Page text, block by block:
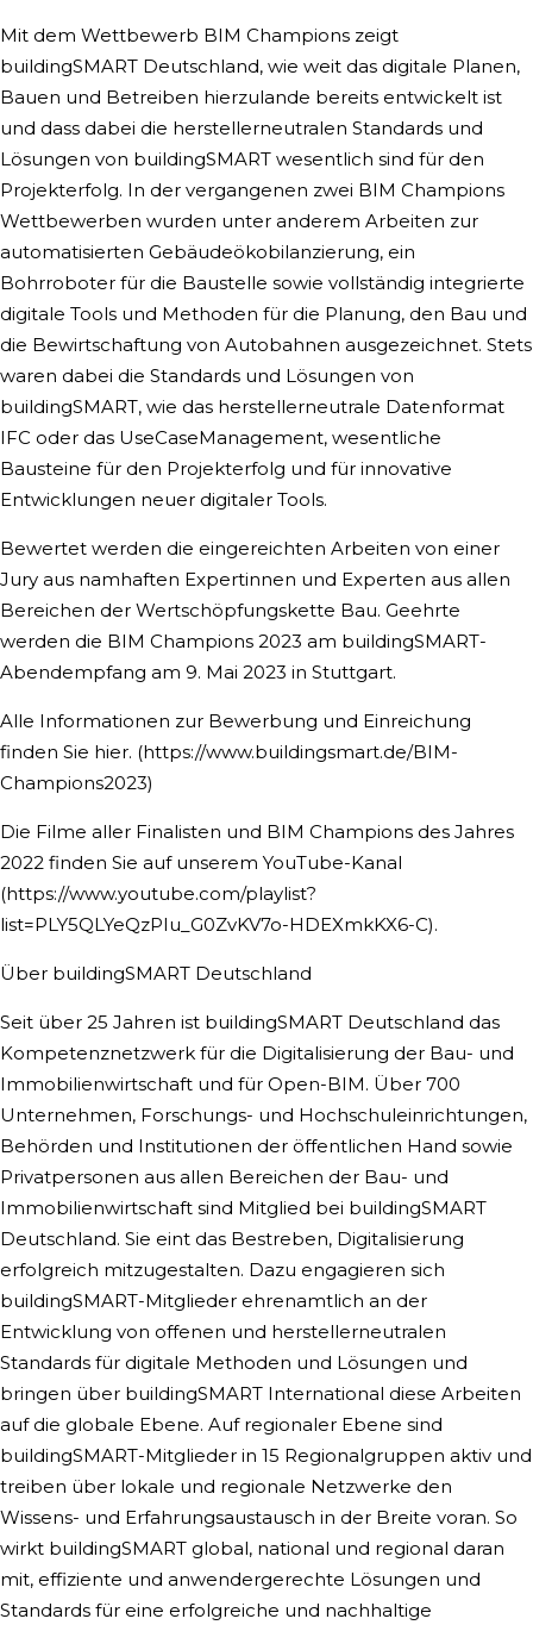
Mit dem Wettbewerb BIM Champions zeigt
buildingSMART Deutschland, wie weit das digitale Planen,
Bauen und Betreiben hierzulande bereits entwickelt ist
und dass dabei die herstellerneutralen Standards und
Lösungen von buildingSMART wesentlich sind für den
Projekterfolg. In der vergangenen zwei BIM Champions
Wettbewerben wurden unter anderem Arbeiten zur
automatisierten Gebäudeökobilanzierung, ein
Bohrroboter für die Baustelle sowie vollständig integrierte
digitale Tools und Methoden für die Planung, den Bau und
die Bewirtschaftung von Autobahnen ausgezeichnet. Stets
waren dabei die Standards und Lösungen von
buildingSMART, wie das herstellerneutrale Datenformat
IFC oder das UseCaseManagement, wesentliche
Bausteine für den Projekterfolg und für innovative
Entwicklungen neuer digitaler Tools.
Bewertet werden die eingereichten Arbeiten von einer
Jury aus namhaften Expertinnen und Experten aus allen
Bereichen der Wertschöpfungskette Bau. Geehrte
werden die BIM Champions 2023 am buildingSMART-
Abendempfang am 9. Mai 2023 in Stuttgart.
Alle Informationen zur Bewerbung und Einreichung
finden Sie hier. (https://www.buildingsmart.de/BIM-
Champions2023)
Die Filme aller Finalisten und BIM Champions des Jahres
2022 finden Sie auf unserem YouTube-Kanal
(https://www.youtube.com/playlist?
list=PLY5QLYeQzPIu_G0ZvKV7o-HDEXmkKX6-C).
Über buildingSMART Deutschland
Seit über 25 Jahren ist buildingSMART Deutschland das
Kompetenznetzwerk für die Digitalisierung der Bau- und
Immobilienwirtschaft und für Open-BIM. Über 700
Unternehmen, Forschungs- und Hochschuleinrichtungen,
Behörden und Institutionen der öffentlichen Hand sowie
Privatpersonen aus allen Bereichen der Bau- und
Immobilienwirtschaft sind Mitglied bei buildingSMART
Deutschland. Sie eint das Bestreben, Digitalisierung
erfolgreich mitzugestalten. Dazu engagieren sich
buildingSMART-Mitglieder ehrenamtlich an der
Entwicklung von offenen und herstellerneutralen
Standards für digitale Methoden und Lösungen und
bringen über buildingSMART International diese Arbeiten
auf die globale Ebene. Auf regionaler Ebene sind
buildingSMART-Mitglieder in 15 Regionalgruppen aktiv und
treiben über lokale und regionale Netzwerke den
Wissens- und Erfahrungsaustausch in der Breite voran. So
wirkt buildingSMART global, national und regional daran
mit, effiziente und anwendergerechte Lösungen und
Standards für eine erfolgreiche und nachhaltige